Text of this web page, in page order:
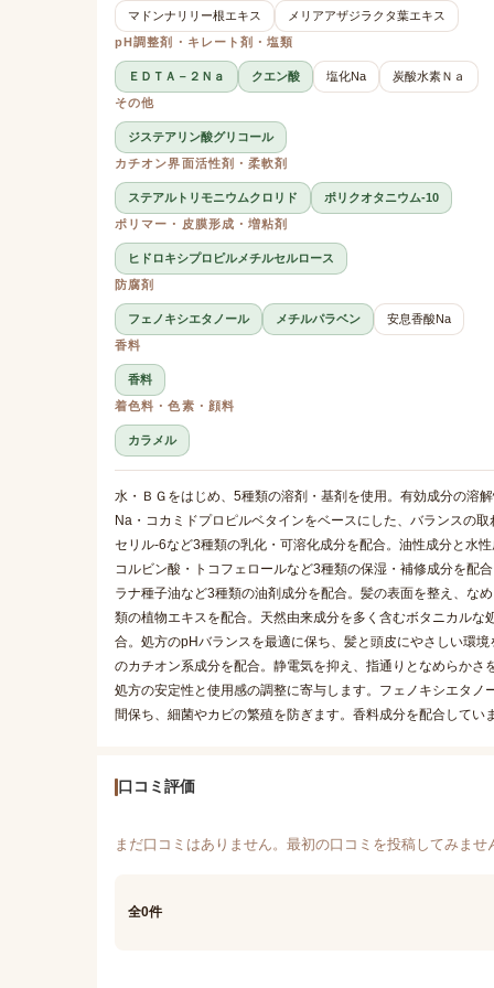
マドンナリリー根エキス
メリアアザジラクタ葉エキス
pH調整剤・キレート剤・塩類
ＥＤＴＡ－２Ｎａ クエン酸 塩化Na
炭酸水素Ｎａ
その他
ジステアリン酸グリコール
カチオン界面活性剤・柔軟剤
ステアルトリモニウムクロリド
ポリクオタニウム-10
ポリマー・皮膜形成・増粘剤
ヒドロキシプロピルメチルセルロース
防腐剤
フェノキシエタノール メチルパラベン
安息香酸Na
香料
香料
着色料・色素・顔料
カラメル
水・ＢＧをはじめ、5種類の溶剤・基剤を使用。有効成分の溶
Na・コカミドプロピルベタインをベースにした、バランスの
セリル-6など3種類の乳化・可溶化成分を配合。油性成分と水
コルビン酸・トコフェロールなど3種類の保湿・補修成分を配
ラナ種子油など3種類の油剤成分を配合。髪の表面を整え、な
類の植物エキスを配合。天然由来成分を多く含むボタニカル
合。処方のpHバランスを最適に保ち、髪と頭皮にやさしい環
のカチオン系成分を配合。静電気を抑え、指通りとなめらか
処方の安定性と使用感の調整に寄与します。フェノキシエタ
間保ち、細菌やカビの繁殖を防ぎます。香料成分を配合して
口コミ評価
まだ口コミはありません。最初の口コミを投稿してみませ
全0件